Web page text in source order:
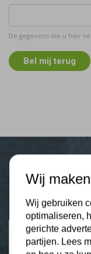
Plus
Uw isolatie
2274
De gegevens die u hier
Bel mij terug
Wij
Wij gebruiken
optimaliseren,
gerichte
partijen. Lees